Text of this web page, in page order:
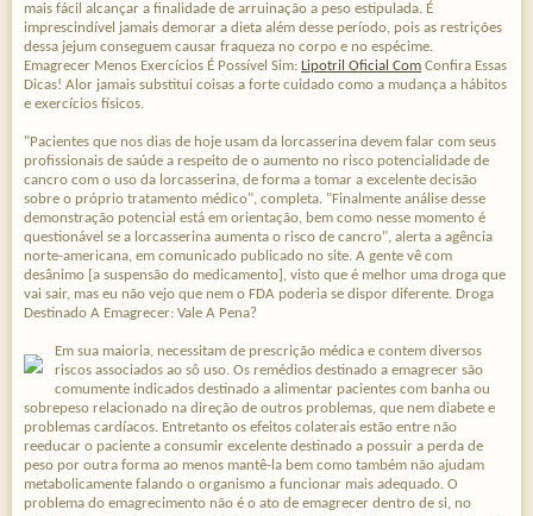
mais fácil alcançar a finalidade de arruinação a peso estipulada. É
imprescindível jamais demorar a dieta além desse período, pois as restrições
dessa jejum conseguem causar fraqueza no corpo e no espécime.
Emagrecer Menos Exercícios É Possível Sim: Lipotril Oficial Com Confira Essas
Dicas! Alor jamais substitui coisas a forte cuidado como a mudança a hábitos
e exercícios físicos.
"Pacientes que nos dias de hoje usam da lorcasserina devem falar com seus
profissionais de saúde a respeito de o aumento no risco potencialidade de
cancro com o uso da lorcasserina, de forma a tomar a excelente decisão
sobre o próprio tratamento médico", completa. "Finalmente análise desse
demonstração potencial está em orientação, bem como nesse momento é
questionável se a lorcasserina aumenta o risco de cancro", alerta a agência
norte-americana, em comunicado publicado no site. A gente vê com
desânimo [a suspensão do medicamento], visto que é melhor uma droga que
vai sair, mas eu não vejo que nem o FDA poderia se dispor diferente. Droga
Destinado A Emagrecer: Vale A Pena?
Em sua maioria, necessitam de prescrição médica e contem diversos
riscos associados ao sô uso. Os remédios destinado a emagrecer são
comumente indicados destinado a alimentar pacientes com banha ou
sobrepeso relacionado na direção de outros problemas, que nem diabete e
problemas cardíacos. Entretanto os efeitos colaterais estão entre não
reeducar o paciente a consumir excelente destinado a possuir a perda de
peso por outra forma ao menos mantê-la bem como também não ajudam
metabolicamente falando o organismo a funcionar mais adequado. O
problema do emagrecimento não é o ato de emagrecer dentro de si, no